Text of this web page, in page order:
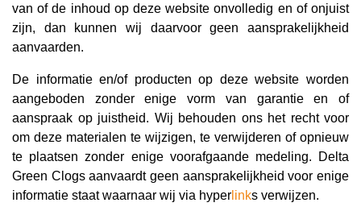
van of de inhoud op deze website onvolledig en of onjuist
zijn, dan kunnen wij daarvoor geen aansprakelijkheid
aanvaarden.
De informatie en/of producten op deze website worden
aangeboden zonder enige vorm van garantie en of
aanspraak op juistheid. Wij behouden ons het recht voor
om deze materialen te wijzigen, te verwijderen of opnieuw
te plaatsen zonder enige voorafgaande medeling. Delta
Green Clogs aanvaardt geen aansprakelijkheid voor enige
informatie staat waarnaar wij via hyper links verwijzen.